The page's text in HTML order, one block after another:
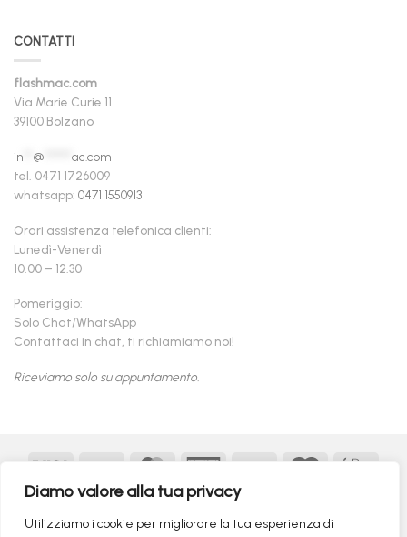
Diamo valore alla tua privacy
Utilizziamo i cookie per migliorare la tua esperienza di
CONTATTI
flashmac.com
Via Marie Curie 11
39100 Bolzano
in @
ac.com
tel. 0471 1726009
whatsapp: 0471 1550913
Orari assistenza telefonica clienti:
Lunedì-Venerdì
10.00 – 12.30
Pomeriggio:
Solo Chat/WhatsApp
Contattaci in chat, ti richiamiamo noi!
Riceviamo solo su appuntamento.
Visa PayPal MasterCardAmerican
Express
PostepayMaestro
Google
Pay
MasterCardKlarna
Copyright 2026 ©flashmac® - MONOFASE SRL - P.IVA: